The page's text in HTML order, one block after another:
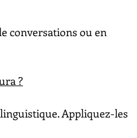
conversations ou en
?
Appliquez-les